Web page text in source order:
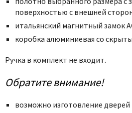
поверхностью с внешней
итальянский магнитный замок
коробка алюминиевая со
Ручка в комплект не входит.
Обратите внимание!
возможно изготовление дверей